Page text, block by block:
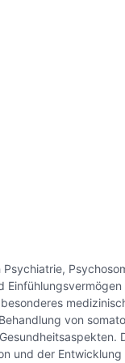
von
und der Entwicklung